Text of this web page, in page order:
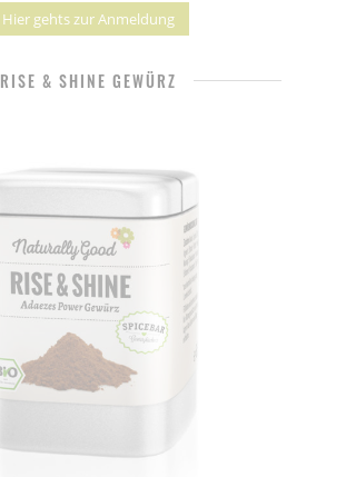
Hier gehts zur Anmeldung
RISE & SHINE GEWÜRZ